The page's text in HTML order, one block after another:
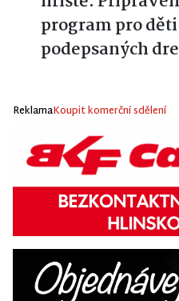
program pro
podepsaných
ReklamaKoupit komerční sdělení